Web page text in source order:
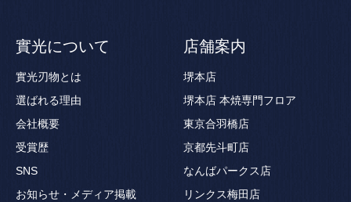
實光について
實光刃物とは
選ばれる理由
会社概要
受賞歴
SNS
お知らせ・メディア掲載
店舗案内
堺本店
堺本店 本焼専門フロア
東京合羽橋店
京都先斗町店
なんばパークス店
リンクス梅田店